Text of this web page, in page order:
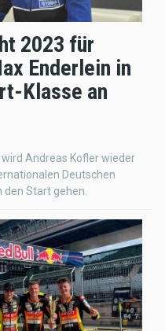
2023 für
Enderlein in
Klasse an
Andreas Kofler wieder
Deutschen
Start gehen.